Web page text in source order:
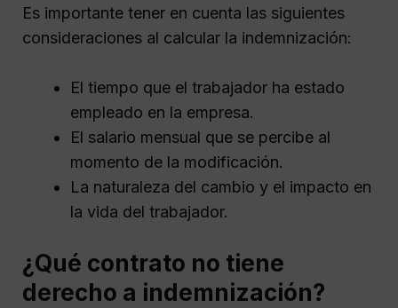
Es importante tener en cuenta las siguientes
consideraciones al calcular la indemnización:
El tiempo que el trabajador ha estado
empleado en la empresa.
El salario mensual que se percibe al
momento de la modificación.
La naturaleza del cambio y el impacto en
la vida del trabajador.
¿Qué contrato no tiene
derecho a indemnización?